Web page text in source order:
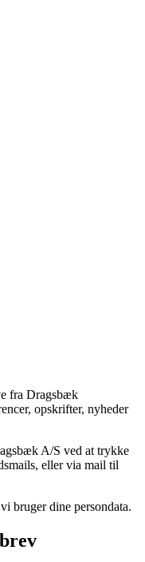
fra Dragsbæk
opskrifter, nyheder
A/S ved at trykke
eller via mail til
bruger dine persondata.